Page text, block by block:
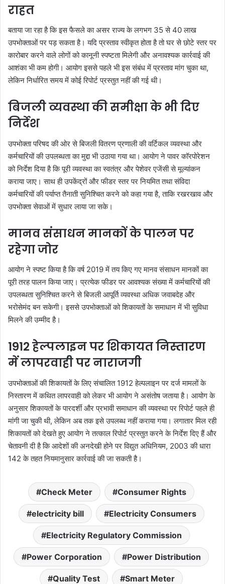
राहत
बताया जा रहा है कि इस फैसले का असर राज्य के लगभग 35 से 40 लाख
उपभोक्ताओं पर पड़ सकता है। यदि प्रस्ताव स्वीकृत होता है तो घर से छोटे स्तर पर
कारोबार करने वाले लोगों को कानूनी स्पष्टता मिलेगी और अनावश्यक कार्रवाई की
आशंका भी कम होगी। आयोग इससे पहले भी इस संबंध में प्रस्ताव मांग चुका था,
लेकिन निर्धारित समय में कोई रिपोर्ट प्रस्तुत नहीं की गई थी।
बिजली व्यवस्था की समीक्षा के भी दिए
निर्देश
उपभोक्ता परिषद की ओर से बिजली वितरण प्रणाली की वर्टिकल व्यवस्था और
कर्मचारियों की उपलब्धता का मुद्दा भी उठाया गया था। आयोग ने पावर कॉरपोरेशन
को निर्देश दिया है कि पूरी व्यवस्था का स्वतंत्र और पेशेवर एजेंसी से मूल्यांकन
कराया जाए। साथ ही उपकेंद्रों और फीडर स्तर पर नियमित तथा संविदा
कर्मचारियों की पर्याप्त तैनाती सुनिश्चित करने को कहा गया है, ताकि रखरखाव और
उपभोक्ता सेवाओं में सुधार लाया जा सके।
मानव संसाधन मानकों के पालन पर
रहेगा जोर
आयोग ने स्पष्ट किया है कि वर्ष 2019 में तय किए गए मानव संसाधन मानकों का
पूरी तरह पालन किया जाए। प्रत्येक फीडर पर आवश्यक संख्या में कर्मचारियों की
उपलब्धता सुनिश्चित करने से बिजली आपूर्ति व्यवस्था अधिक जवाबदेह और
भरोसेमंद बन सकेगी। इससे उपभोक्ताओं को शिकायतों के समाधान में भी सुविधा
मिलने की उम्मीद है।
1912 हेल्पलाइन पर शिकायत निस्तारण
में लापरवाही पर नाराजगी
उपभोक्ताओं की शिकायतों के लिए संचालित 1912 हेल्पलाइन पर दर्ज मामलों के
निस्तारण में कथित लापरवाही को लेकर भी आयोग ने असंतोष जताया है। आयोग के
अनुसार शिकायतों के पारदर्शी और प्रभावी समाधान की व्यवस्था पर रिपोर्ट पहले ही
मांगी जा चुकी थी, लेकिन अब तक इसे उपलब्ध नहीं कराया गया। लगातार मिल रही
शिकायतों को देखते हुए आयोग ने तत्काल रिपोर्ट प्रस्तुत करने के निर्देश दिए हैं और
चेतावनी दी है कि आदेशों की अनदेखी होने पर विद्युत अधिनियम, 2003 की धारा
142 के तहत नियमानुसार कार्रवाई की जा सकती है।
Check Meter Consumer Rights
electricity bill Electricity Consumers
Electricity Regulatory Commission
Power Corporation Power Distribution
Quality Test Smart Meter